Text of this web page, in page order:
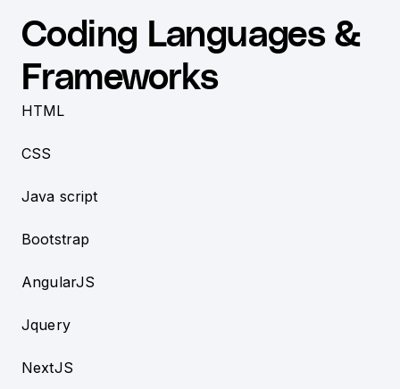
Coding Languages &
Frameworks
HTML
CSS
Java script
Bootstrap
AngularJS
Jquery
NextJS